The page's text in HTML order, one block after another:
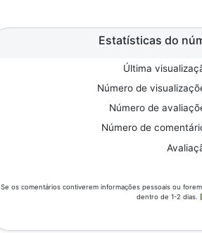
Estatísticas do
Última
Número de
Número de
Número de
Se os comentários contiverem informações pessoais ou
dentro de 1-2 dias.